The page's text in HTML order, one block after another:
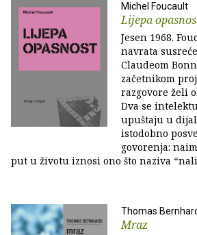
Michel Foucault
Lijepa
Jesen 1968.
navrata
Claudeom
začetnikom
razgovore želi
Dva se
upuštaju u
istodobno
govorenja:
put u životu iznosi ono što naziva
Thomas
Mraz